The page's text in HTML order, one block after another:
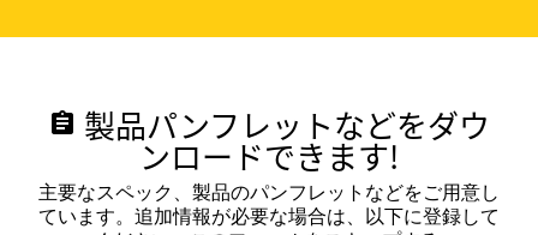
assignment 製品パンフレットなどをダウ
ンロードできます!
主要なスペック、製品のパンフレットなどをご用意し
ています。追加情報が必要な場合は、以下に登録して